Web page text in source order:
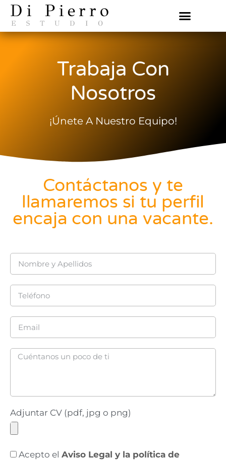
Di Pierro
ESTUDIO
Trabaja Con
Nosotros
¡Únete A Nuestro Equipo!
Contáctanos y te
llamaremos si tu perfil
encaja con una vacante.
Adjuntar CV (pdf, jpg o png)
Acepto el Aviso Legal y la política de